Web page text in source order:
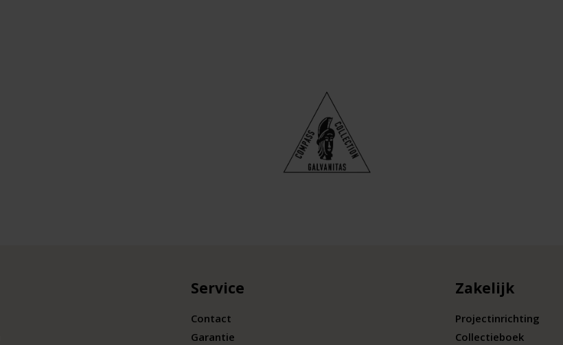
Service
Contact
Garantie
Zakelijk
Projectinrichting
Collectieboek